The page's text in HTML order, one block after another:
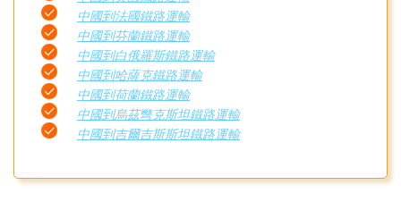
中國到法國鐵路運輸
中國到芬蘭鐵路運輸
中國到白俄羅斯鐵路運輸
中國到哈薩克鐵路運輸
中國到荷蘭鐵路運輸
中國到烏茲彆克斯坦鐵路運輸
中國到吉爾吉斯斯坦鐵路運輸